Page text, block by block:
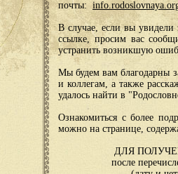
почты:
В случае, если вы
ссылке, просим вас
устранить возникшую
Мы будем вам благодарны
и коллегам, а также
удалось найти в
Ознакомиться с более
можно на странице,
ДЛЯ
после